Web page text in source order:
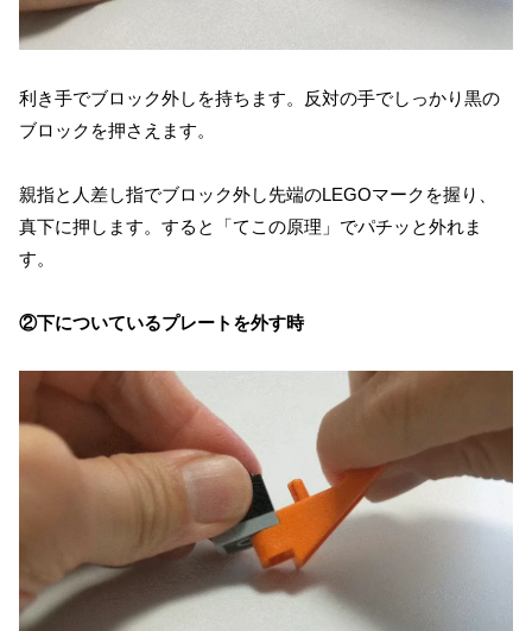
利き手でブロック外しを持ちます。反対の手でしっかり黒の
ブロックを押さえます。
親指と人差し指でブロック外し先端のLEGOマークを握り、
真下に押します。すると「てこの原理」でパチッと外れま
す。
②下についているプレートを外す時